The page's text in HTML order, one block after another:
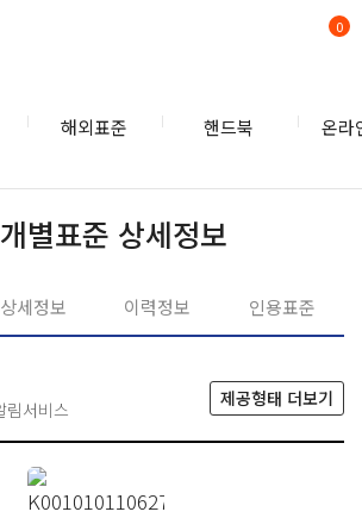
해외표준 핸드북 온라
0
별표준 상세정보
상세정보 이력정보 인용표준
림서비스
제공형태 더보기